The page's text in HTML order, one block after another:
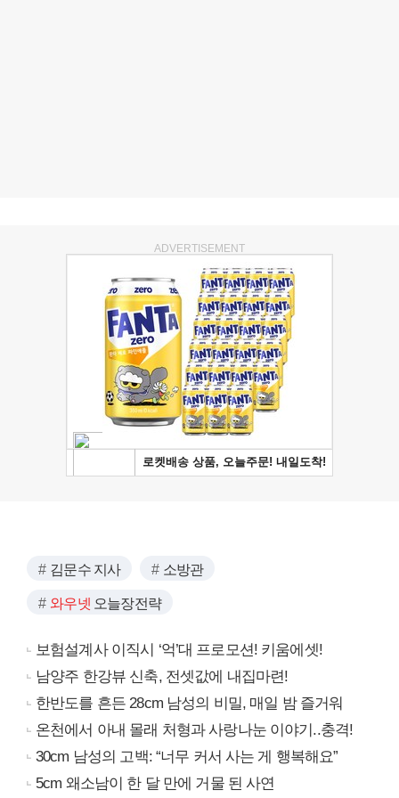
ADVERTISEMENT
김문수 지사 소방관
와우넷 오늘장전략
보험설계사 이직시 ‘억’대 프로모션! 키움에셋!
남양주 한강뷰 신축, 전셋값에 내집마련!
한반도를 흔든 28cm 남성의 비밀, 매일 밤 즐거워
온천에서 아내 몰래 처형과 사랑나눈 이야기..충격!
30cm 남성의 고백: “너무 커서 사는 게 행복해요”
5cm 왜소남이 한 달 만에 거물 된 사연